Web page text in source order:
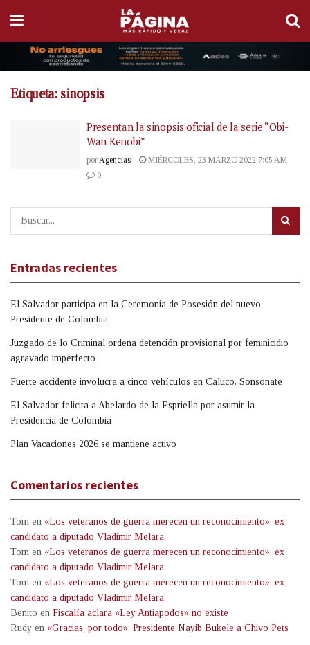
Etiqueta: sinopsis
Presentan la sinopsis oficial de la serie “Obi-
Wan Kenobi”
por Agencias
MIÉRCOLES, 23 MARZO 2022 7:05 AM
0
Entradas recientes
El Salvador participa en la Ceremonia de Posesión del nuevo
Presidente de Colombia
Juzgado de lo Criminal ordena detención provisional por feminicidio
agravado imperfecto
Fuerte accidente involucra a cinco vehículos en Caluco, Sonsonate
El Salvador felicita a Abelardo de la Espriella por asumir la
Presidencia de Colombia
Plan Vacaciones 2026 se mantiene activo
Comentarios recientes
Tom en «Los veteranos de guerra merecen un reconocimiento»: ex
candidato a diputado Vladimir Melara
Tom en «Los veteranos de guerra merecen un reconocimiento»: ex
candidato a diputado Vladimir Melara
Tom en «Los veteranos de guerra merecen un reconocimiento»: ex
candidato a diputado Vladimir Melara
Benito en Fiscalía aclara «Ley Antiapodos» no existe
Rudy en «Gracias, por todo»: Presidente Nayib Bukele a Chivo Pets